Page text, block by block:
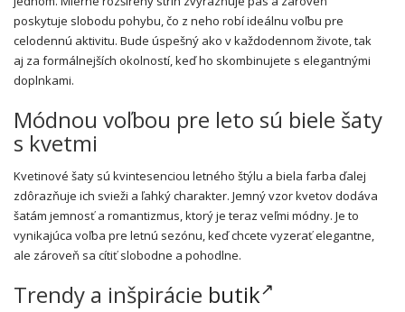
poskytuje slobodu pohybu, čo z neho robí ideálnu voľbu pre
celodennú aktivitu. Bude úspešný ako v každodennom živote, tak
aj za formálnejších okolností, keď ho skombinujete s elegantnými
doplnkami.
Módnou voľbou pre leto sú biele šaty
s kvetmi
Kvetinové šaty sú kvintesenciou letného štýlu a biela farba ďalej
zdôrazňuje ich svieži a ľahký charakter. Jemný vzor kvetov dodáva
šatám jemnosť a romantizmus, ktorý je teraz veľmi módny. Je to
vynikajúca voľba pre letnú sezónu, keď chcete vyzerať elegantne,
ale zároveň sa cítiť slobodne a pohodlne.
Trendy a inšpirácie butik